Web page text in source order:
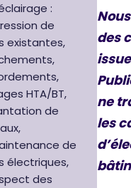
:
de
existantes,
HTA/BT,
de
de
électriques,
des
des
ne
les